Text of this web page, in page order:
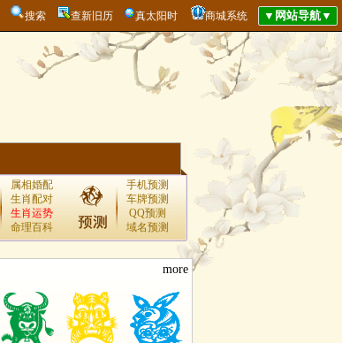
搜索 查新旧历 真太阳时 商城系统
属相婚配
生肖配对
生肖运势
命理百科
手机预测
车牌预测
QQ预测
域名预测
more